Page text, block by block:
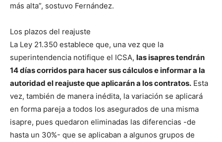
más alta”, sostuvo Fernández.
Los plazos del reajuste
La Ley 21.350 establece que, una vez que la
superintendencia notifique el ICSA, las isapres tendrán
14 días corridos para hacer sus cálculos e informar a la
autoridad el reajuste que aplicarán a los contratos. Esta
vez, también de manera inédita, la variación se aplicará
en forma pareja a todos los asegurados de una misma
isapre, pues quedaron eliminadas las diferencias -de
hasta un 30%- que se aplicaban a algunos grupos de